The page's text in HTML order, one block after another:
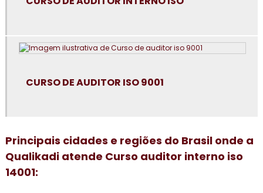
Consultoria em boas práticas em laboratórios
Consultoria em cultura da segurança de alimentos e
Consultoria em diagnóstico esg
Consultoria para elaboração do plano de HACCP APPCC
CURSO DE AUDITOR ISO 9001
Principais cidades e regiões do Brasil onde a
Qualikadi atende Curso auditor interno iso
14001: